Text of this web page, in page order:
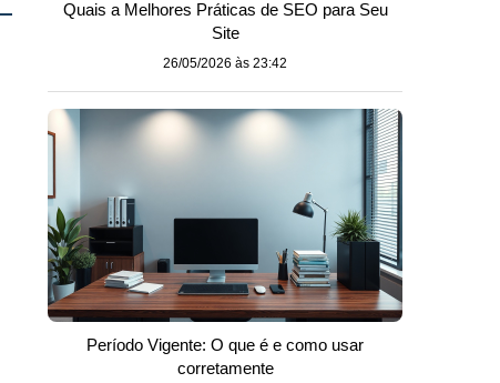
Quais a Melhores Práticas de SEO para Seu
Site
26/05/2026 às 23:42
Período Vigente: O que é e como usar
corretamente